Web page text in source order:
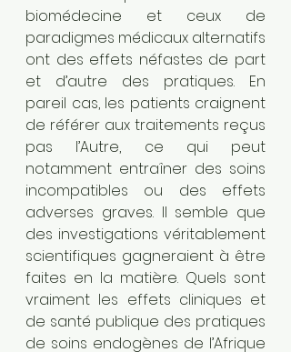
biomédecine et ceux de
paradigmes médicaux alternatifs
ont des effets néfastes de part
et d’autre des pratiques. En
pareil cas, les patients craignent
de référer aux traitements reçus
pas l’Autre, ce qui peut
notamment entraîner des soins
incompatibles ou des effets
adverses graves. Il semble que
des investigations véritablement
scientifiques gagneraient à être
faites en la matière. Quels sont
vraiment les effets cliniques et
de santé publique des pratiques
de soins endogènes de l’Afrique